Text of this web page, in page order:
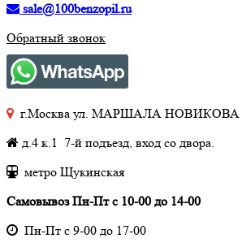
sale@100benzopil.ru
Обратный звонок
г.Москва ул. МАРШАЛА НОВИКОВА
д.4 к.1 7-й подъезд, вход со двора.
метро Щукинская
Самовывоз Пн-Пт с 10-00 до 14-00
Пн-Пт с 9-00 до 17-00